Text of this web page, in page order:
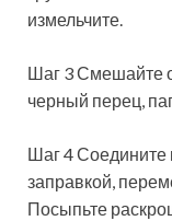
измельчите.
Шаг 3 Смешайте
черный перец,
Шаг 4 Соедините
заправкой,
Посыпьте